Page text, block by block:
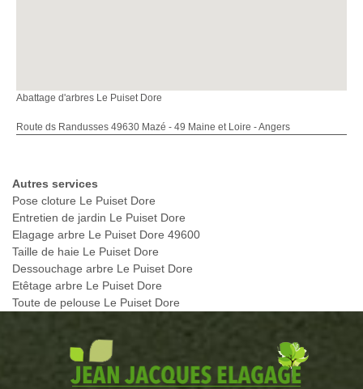
Abattage d'arbres Le Puiset Dore
Route ds Randusses 49630 Mazé - 49 Maine et Loire - Angers
Autres services
Pose cloture Le Puiset Dore
Entretien de jardin Le Puiset Dore
Elagage arbre Le Puiset Dore 49600
Taille de haie Le Puiset Dore
Dessouchage arbre Le Puiset Dore
Etêtage arbre Le Puiset Dore
Toute de pelouse Le Puiset Dore